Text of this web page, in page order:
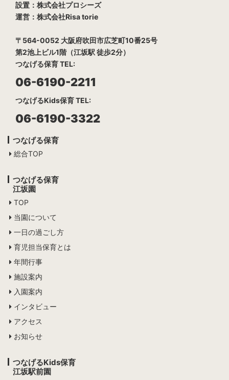
設置：株式会社プロシーズ
運営：株式会社Risa torie
〒564-0052 大阪府吹田市広芝町10番25号
第2池上ビル1階（江坂駅 徒歩2分）
つなげる保育 TEL:
06-6190-2211
つなげるKids保育 TEL:
06-6190-3322
つなげる保育
総合TOP
つなげる保育
江坂園
TOP
当園について
一日の過ごし方
育児担当保育とは
年間行事
施設案内
入園案内
インタビュー
アクセス
お知らせ
つなげるKids保育
江坂駅前園